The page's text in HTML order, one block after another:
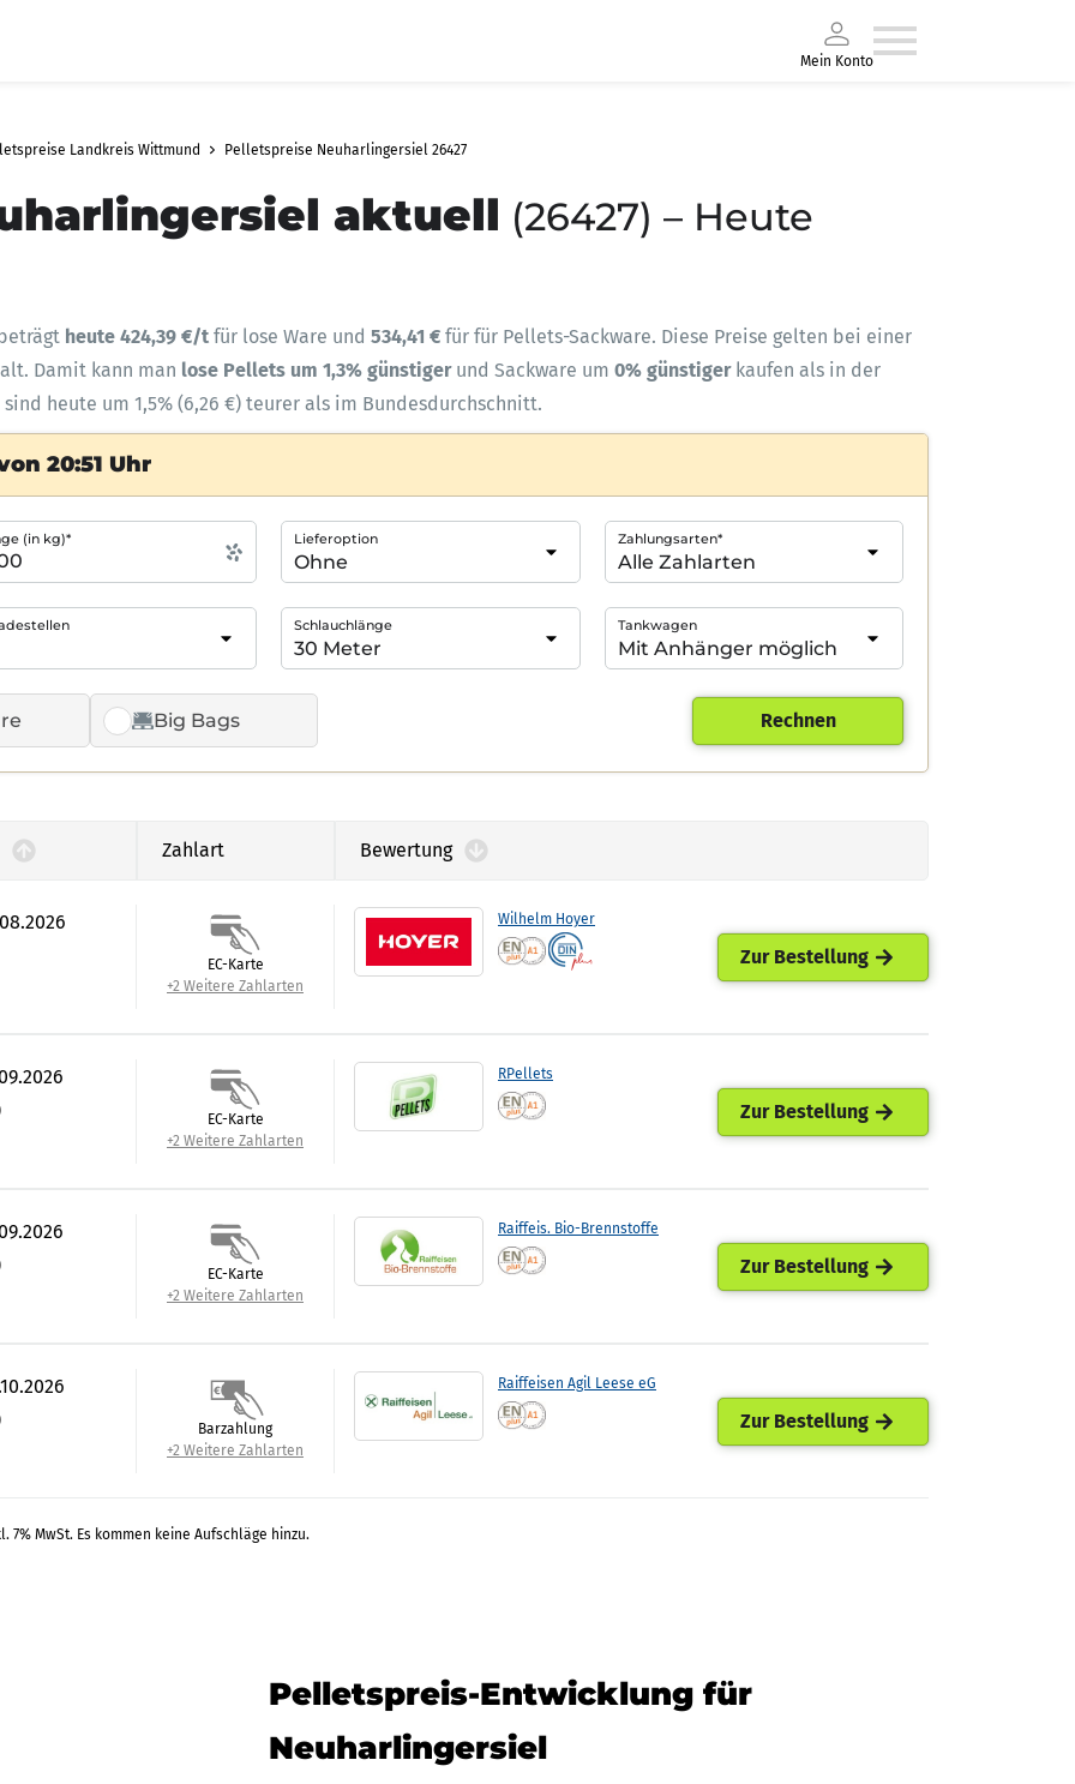
Mein Konto
Landkreis Wittmund Pelletspreise Neuharlingersiel 26427
aktuell (26427) – Heute
heute 424,39 €/t für lose Ware und 534,41 € für für Pellets-Sackware. Diese Preise gelten bei einer
Damit kann man lose Pellets um 1,3% günstiger und Sackware um 0% günstigerkaufen als in der
heute um 1,5% (6,26 €) teurer als im Bundesdurchschnitt.
20:51 Uhr
Big Bags
(in kg)* Lieferoption Zahlungsarten*
Schlauchlänge Tankwagen
Rechnen
Zahlart Bewertung
Wilhelm Hoyer
EC-Karte
+2 Weitere Zahlarten
Zur Bestellung
RPellets
EC-Karte
+2 Weitere Zahlarten
Zur Bestellung
Raiffeis. Bio-Brennstoffe
EC-Karte
+2 Weitere Zahlarten
Zur Bestellung
Raiffeisen Agil Leese eG
Barzahlung
+2 Weitere Zahlarten
Zur Bestellung
MwSt. Es kommen keine Aufschläge hinzu.
Pelletspreis-Entwicklung für
Neuharlingersiel